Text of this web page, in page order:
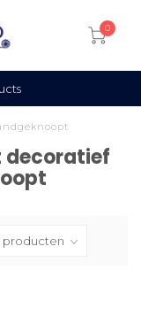
0
decoratief